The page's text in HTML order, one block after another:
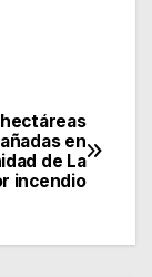
en
de La
incendio